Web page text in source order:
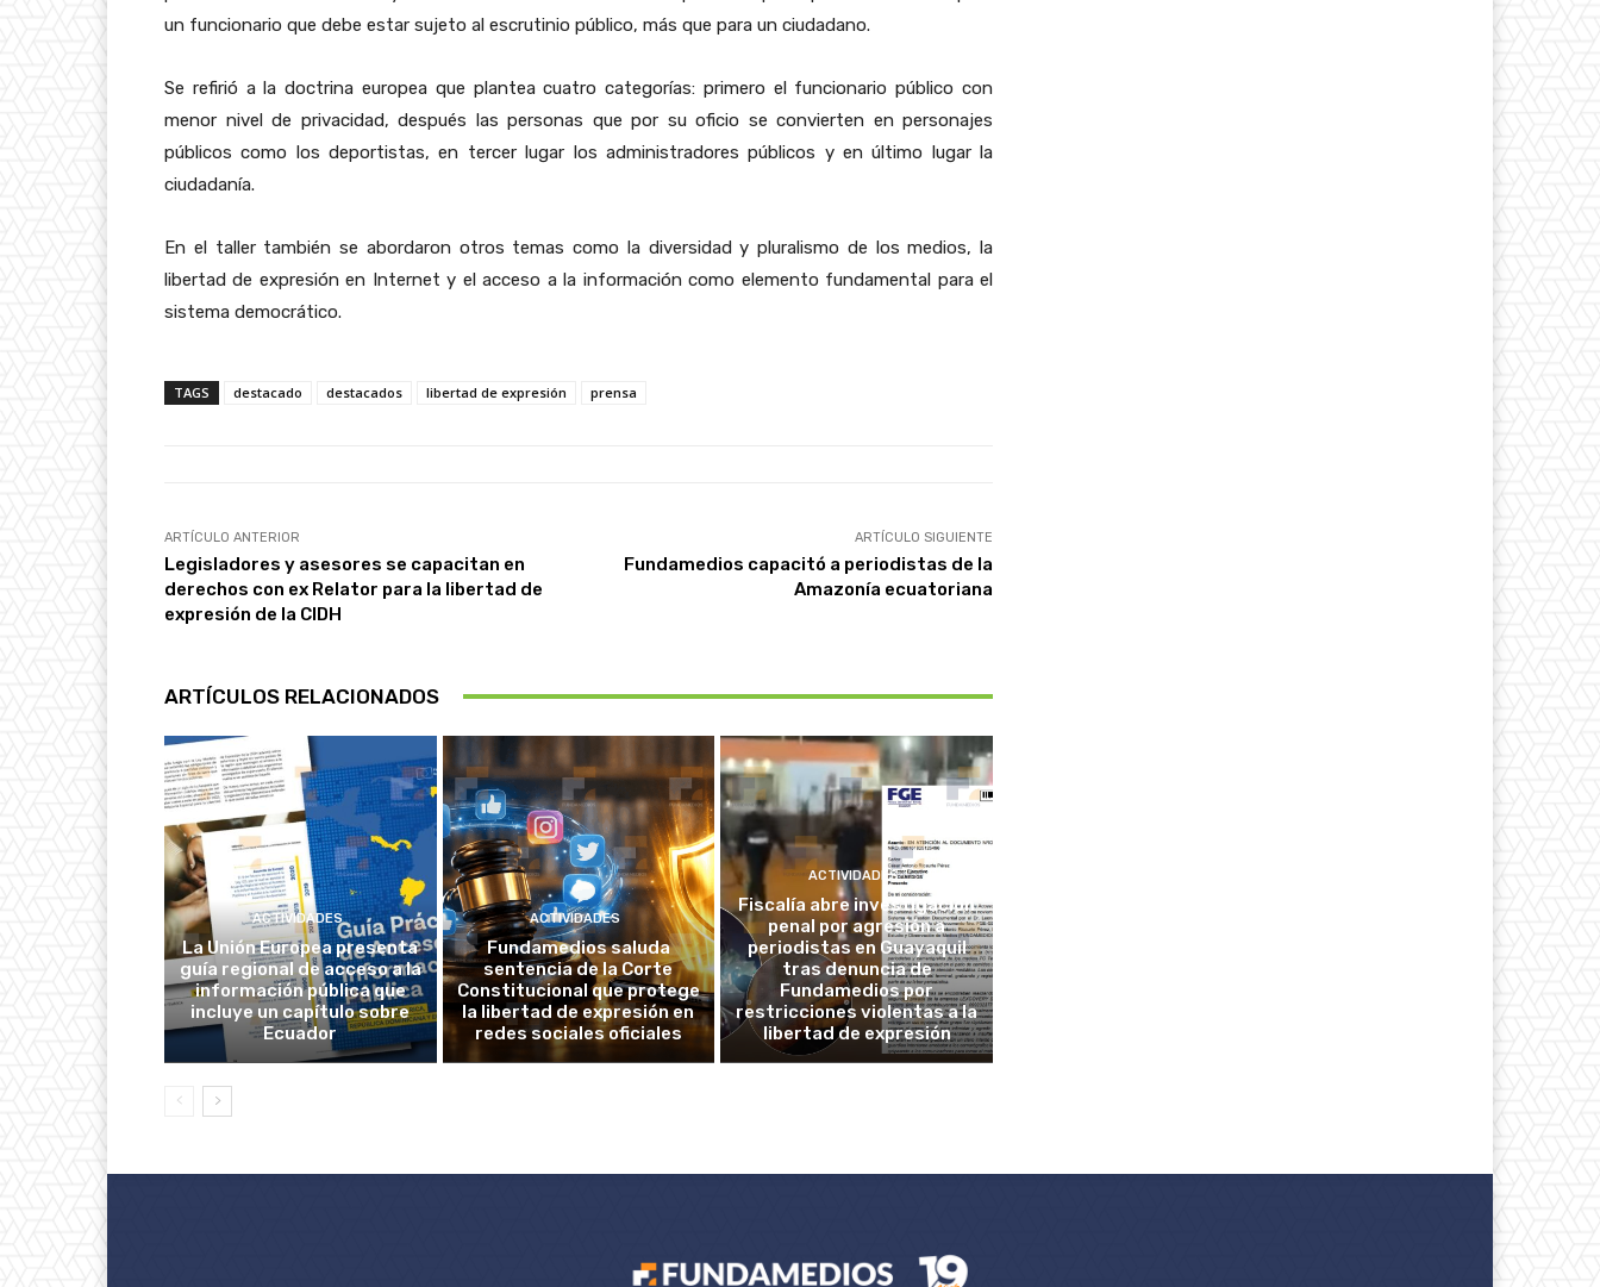
un funcionario que debe estar sujeto al escrutinio público, más que para un ciudadano.
Se refirió a la doctrina europea que plantea cuatro categorías: primero el funcionario público con
menor nivel de privacidad, después las personas que por su oficio se convierten en personajes
públicos como los deportistas, en tercer lugar los administradores públicos y en último lugar la
ciudadanía.
En el taller también se abordaron otros temas como la diversidad y pluralismo de los medios, la
libertad de expresión en Internet y el acceso a la información como elemento fundamental para el
sistema democrático.
TAGS destacado destacados libertad de expresión prensa
ARTÍCULO ANTERIOR
Legisladores y asesores se capacitan en
derechos con ex Relator para la libertad de
expresión de la CIDH
ARTÍCULO SIGUIENTE
Fundamedios capacitó a periodistas de la
Amazonía ecuatoriana
ARTÍCULOS RELACIONADOS
ACTIVIDADES
La Unión Europea presenta
guía regional de acceso a la
información pública que
incluye un capítulo sobre
Ecuador
ACTIVIDADES
Fundamedios saluda
sentencia de la Corte
Constitucional que protege
la libertad de expresión en
redes sociales oficiales
ACTIVIDADES
Fiscalía abre investigación
penal por agresión a
periodistas en Guayaquil
tras denuncia de
Fundamedios por
restricciones violentas a la
libertad de expresión